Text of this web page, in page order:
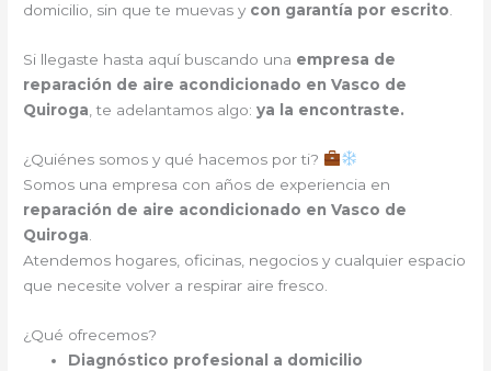
domicilio, sin que te muevas y con garantía por escrito
Si llegaste hasta aquí buscando una empresa de
reparación de aire acondicionado en Vasco de
Quiroga , te adelantamos algo:ya la encontraste.
¿Quiénes somos y qué hacemos por ti?
Somos una empresa con años de experiencia en
reparación de aire acondicionado en Vasco de
Quiroga
Atendemos hogares, oficinas, negocios y cualquier espacio
que necesite volver a respirar aire fresco.
¿Qué ofrecemos?
Diagnóstico profesional a domicilio